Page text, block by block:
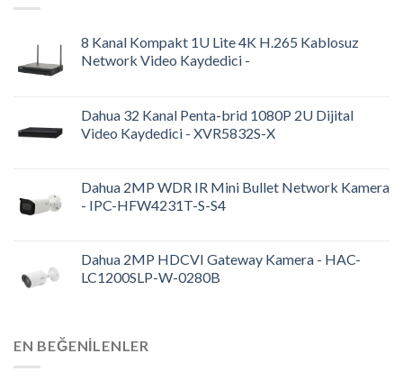
8 Kanal Kompakt 1U Lite 4K H.265 Kablosuz
Network Video Kaydedici -
Dahua 32 Kanal Penta-brid 1080P 2U Dijital
Video Kaydedici - XVR5832S-X
Dahua 2MP WDR IR Mini Bullet Network Kamera
- IPC-HFW4231T-S-S4
Dahua 2MP HDCVI Gateway Kamera - HAC-
LC1200SLP-W-0280B
EN BEĞENILENLER